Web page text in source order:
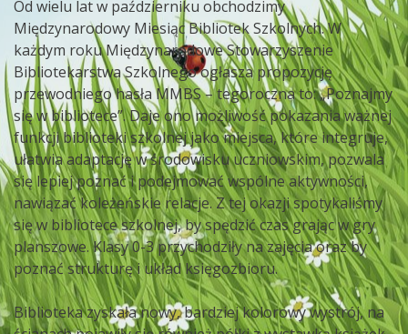
Od wielu lat w październiku obchodzimy
Międzynarodowy Miesiąc Bibliotek Szkolnych. W
każdym roku Międzynarodowe Stowarzyszenie
Bibliotekarstwa Szkolnego ogłasza propozycję
przewodniego hasła MMBS – tegoroczna to: „Poznajmy
się w bibliotece”. Daje ono możliwość pokazania ważnej
funkcji biblioteki szkolnej jako miejsca, które integruje,
ułatwia adaptację w środowisku uczniowskim, pozwala
się lepiej poznać i podejmować wspólne aktywności,
nawiązać koleżeńskie relacje. Z tej okazji spotykaliśmy
się w bibliotece szkolnej, by spędzić czas grając w gry
planszowe. Klasy 0-3 przychodziły na zajęcia oraz by
poznać strukturę i układ księgozbioru.
Biblioteka zyskała nowy, bardziej kolorowy wystrój, na